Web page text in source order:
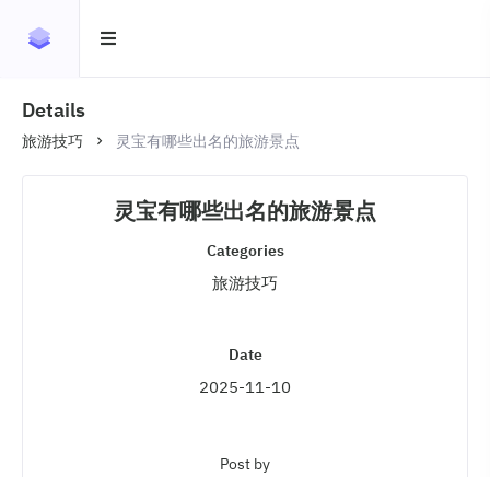
Details
旅游技巧 灵宝有哪些出名的旅游景点
灵宝有哪些出名的旅游景点
Categories
旅游技巧
Date
2025-11-10
Post by